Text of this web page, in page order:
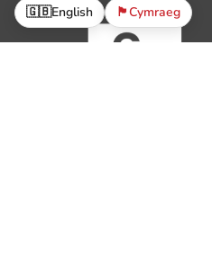
🇬🇧English 🏴󠁧󠁢󠁷󠁬󠁳󠁿Cymraeg